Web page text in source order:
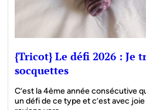
{Tricot} Le défi 2026 : Je
socquettes
C’est la 4ème année consécutive
un défi de ce type et c’est avec